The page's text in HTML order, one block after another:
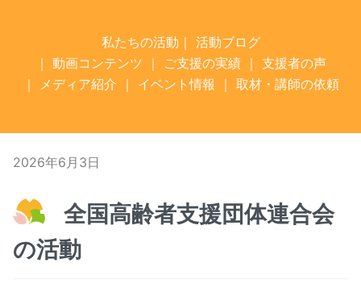
私たちの活動 ｜ 活動ブログ
｜ 動画コンテンツ ｜ ご支援の実績｜ 支援者の声
｜
メディア紹介 ｜ イベント情報 ｜ 取材・講師の依頼
2026年6月3日
全国高齢者支援団体連合会
の活動